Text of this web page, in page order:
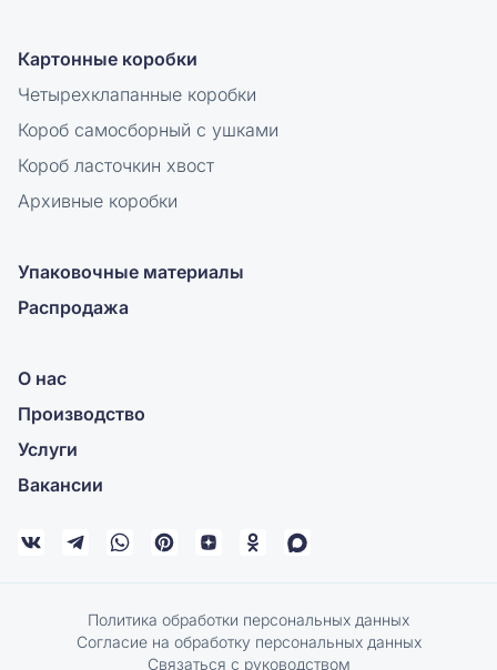
Картонные коробки
Четырехклапанные коробки
Короб самосборный с ушками
Короб ласточкин хвост
Архивные коробки
Упаковочные материалы
Распродажа
О нас
Производство
Услуги
Вакансии
Политика обработки персональных данных
Согласие на обработку персональных данных
Связаться с руководством